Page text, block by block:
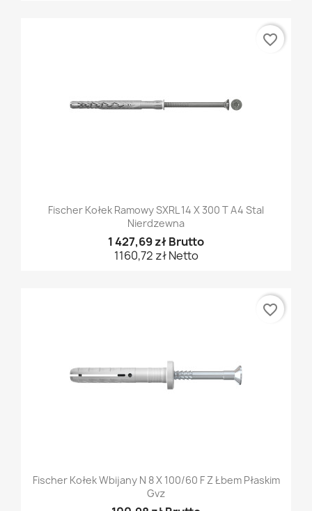
Fischer Kołek Ramowy SXRL 14 X 300 T A4 Stal
Nierdzewna
1 427,69 zł Brutto
1160,72 zł Netto
favorite_border
Fischer Kołek Wbijany N 8 X 100/60 F Z Łbem Płaskim
Gvz
favorite_border